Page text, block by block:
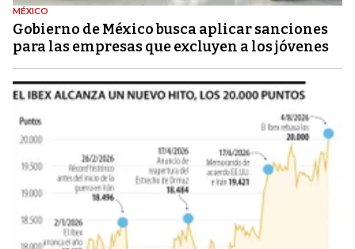
MÉXICO
Gobierno de México busca aplicar sanciones
para las empresas que excluyen a los jóvenes